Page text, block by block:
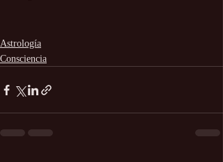
Astrología
Consciencia